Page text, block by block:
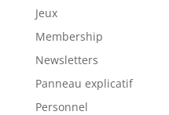
Jeux
Membership
Newsletters
Panneau explicatif
Personnel